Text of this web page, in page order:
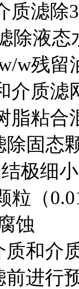
质滤除
除液
w残留
介质
脂粘
除固态
极细
粒（
蚀
和介
前进行